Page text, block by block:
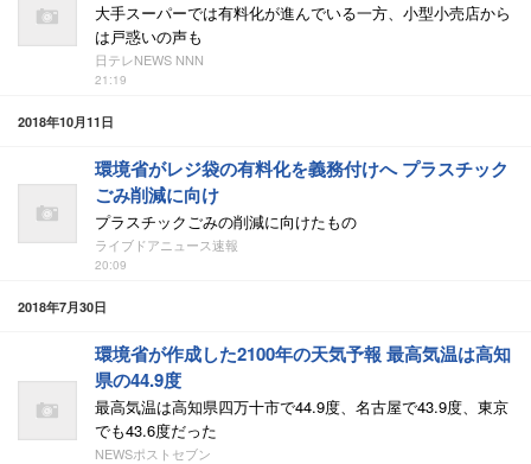
大手スーパーでは有料化が進んでいる一方、小型小売店から
は戸惑いの声も
日テレNEWS NNN
21:19
2018年10月11日
環境省がレジ袋の有料化を義務付けへ プラスチック
ごみ削減に向け
プラスチックごみの削減に向けたもの
ライブドアニュース速報
20:09
2018年7月30日
環境省が作成した2100年の天気予報 最高気温は高知
県の44.9度
最高気温は高知県四万十市で44.9度、名古屋で43.9度、東京
でも43.6度だった
NEWSポストセブン